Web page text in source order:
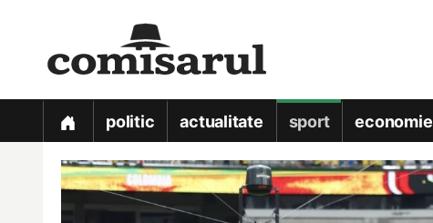
politic actualitate sport economie